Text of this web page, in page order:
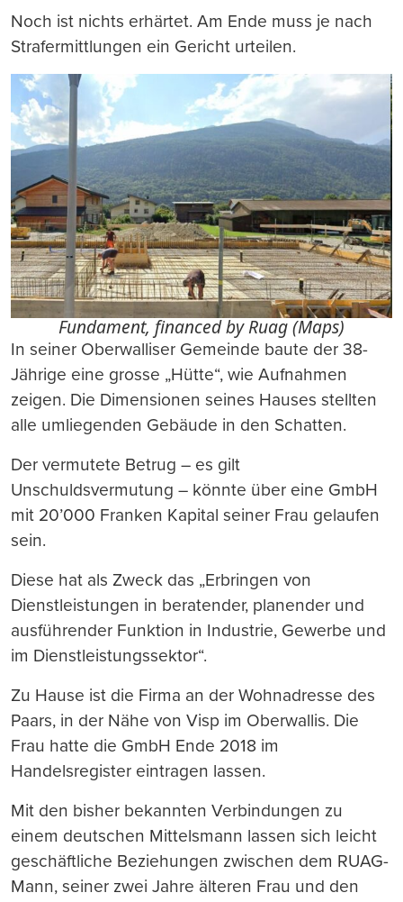
Noch ist nichts erhärtet. Am Ende muss je nach
Strafermittlungen ein Gericht urteilen.
Fundament, financed by Ruag (Maps)
In seiner Oberwalliser Gemeinde baute der 38-
Jährige eine grosse „Hütte“, wie Aufnahmen
zeigen. Die Dimensionen seines Hauses stellten
alle umliegenden Gebäude in den Schatten.
Der vermutete Betrug – es gilt
Unschuldsvermutung – könnte über eine GmbH
mit 20’000 Franken Kapital seiner Frau gelaufen
sein.
Diese hat als Zweck das „Erbringen von
Dienstleistungen in beratender, planender und
ausführender Funktion in Industrie, Gewerbe und
im Dienstleistungssektor“.
Zu Hause ist die Firma an der Wohnadresse des
Paars, in der Nähe von Visp im Oberwallis. Die
Frau hatte die GmbH Ende 2018 im
Handelsregister eintragen lassen.
Mit den bisher bekannten Verbindungen zu
einem deutschen Mittelsmann lassen sich leicht
geschäftliche Beziehungen zwischen dem RUAG-
Mann, seiner zwei Jahre älteren Frau und den